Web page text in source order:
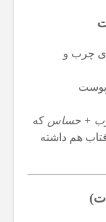
چرب و
پوست
+ حساس که
هم داشته